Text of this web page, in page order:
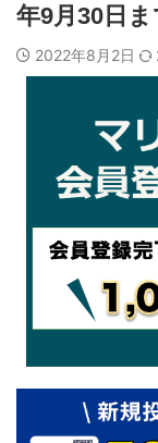
年9月30日ま
2022年8月2日